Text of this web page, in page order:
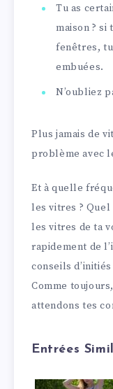
Tu as
maison ?
fenêtres,
embuées.
N’oubliez
Plus jamais de
problème avec
Et à quelle
les vitres ? Quel
les vitres de ta
rapidement de
conseils
Comme
attendons tes
Entrées